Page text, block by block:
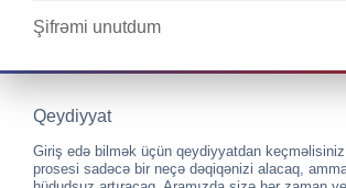
Şifrəmi unutdum
Qeydiyyat
Giriş edə bilmək üçün qeydiyyatdan
prosesi sadəcə bir neçə dəqiqənizi alacaq, amma